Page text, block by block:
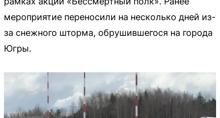
мероприятие переносили на несколько дней из-
за снежного шторма, обрушившегося на города
Югры.